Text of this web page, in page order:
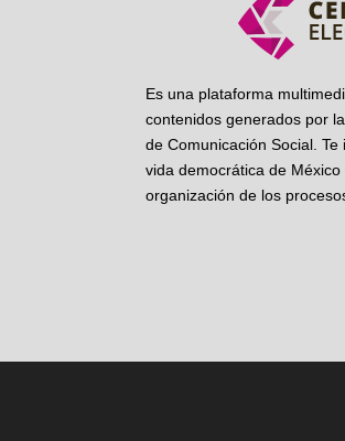
Es una plataforma
contenidos generados por
de Comunicación Social.
vida democrática de
organización de los